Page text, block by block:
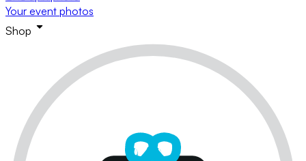
Your event photos
Shop